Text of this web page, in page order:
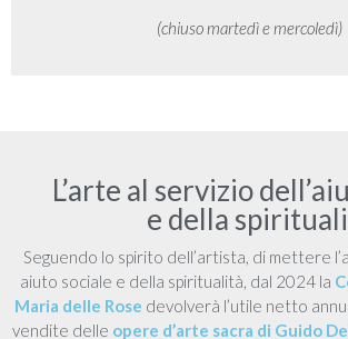
(chiuso martedì e mercoledì)
L’arte al servizio
e della
Seguendo lo spirito dell’artista, di mettere
aiuto sociale e della spiritualità, dal 2024 la
Maria delle Rose devolverà l’utile netto
vendite delle opere d’arte sacra di Guido